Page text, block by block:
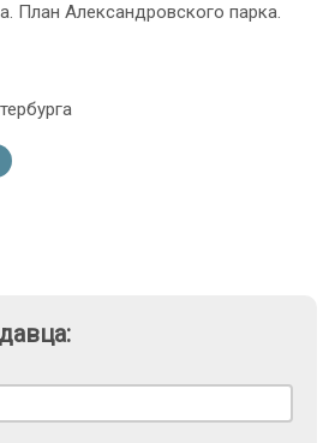
План Александровского парка.